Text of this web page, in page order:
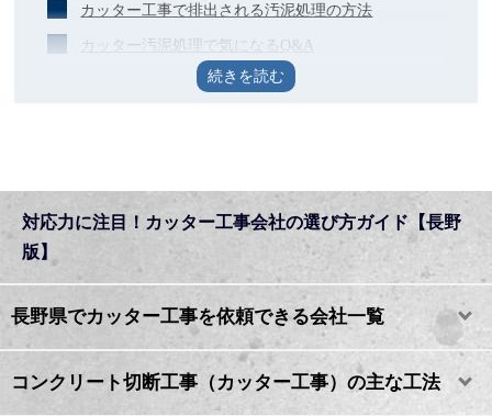
カッター工事で排出される汚泥処理の方法
カッター汚泥処理で気になるQ&A
対応力に注目！カッター工事会社の選び方ガイド【長野
版】
長野県でカッター工事を依頼できる会社一覧
コンクリート切断工事（カッター工事）の主な工法